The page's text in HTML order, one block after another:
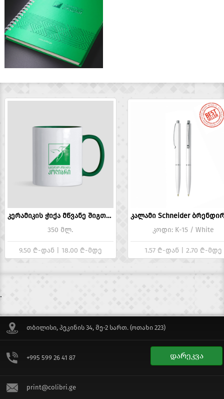
კერამიკის ჭიქა მწვანე შიგთავსით და სახელურით
350 მლ.
9.50 ₾-დან | 18.00 ₾-მდე
კოდი: K-15 / White
1.57 ₾-დან | 2.70 ₾-მდე
.
თბილისი, პეკინის 34, მე-2 სართ. (ოთახი 223)
+995 599 26 41 87 დარეკვა
print@colibri.ge